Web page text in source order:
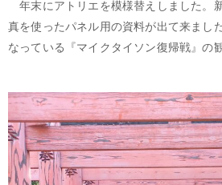
年末にアトリエを模様替えしました。
真を使ったパネル用の資料が出て来まし
なっている『マイクタイソン復帰戦』の